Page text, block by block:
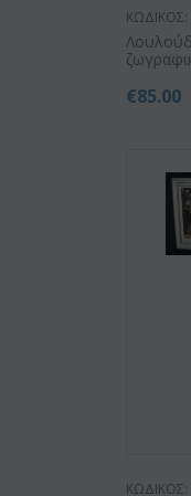
ΚΩΔΙΚΟΣ:
€85.00
ΚΩΔΙΚΟΣ: